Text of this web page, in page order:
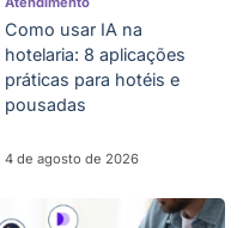
Como usar IA na
hotelaria: 8 aplicações
práticas para hotéis e
pousadas
4 de agosto de 2026